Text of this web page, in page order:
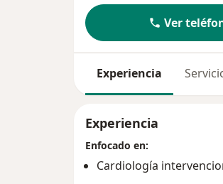
Ver
Experiencia
Experiencia
Enfocado en:
Cardiología